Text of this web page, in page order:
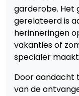
garderobe. Het
gerelateerd is
herinneringen
vakanties of
specialer
Door aandacht
van de